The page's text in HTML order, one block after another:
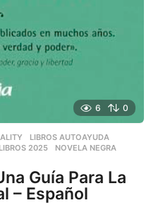
6 0
LIBROS AUTOAYUDA
2025 ,NOVELA NEGRA
Guía Para La
– Español